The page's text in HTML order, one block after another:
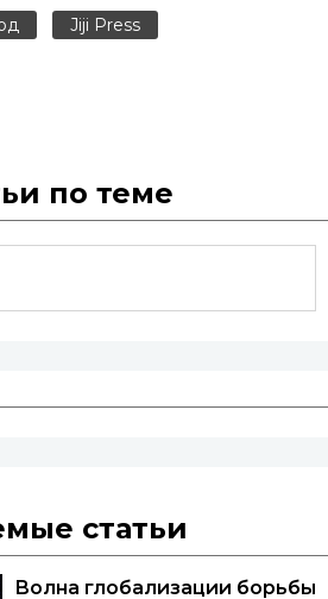
Jiji Press
по теме
статьи
Волна глобализации борьбы